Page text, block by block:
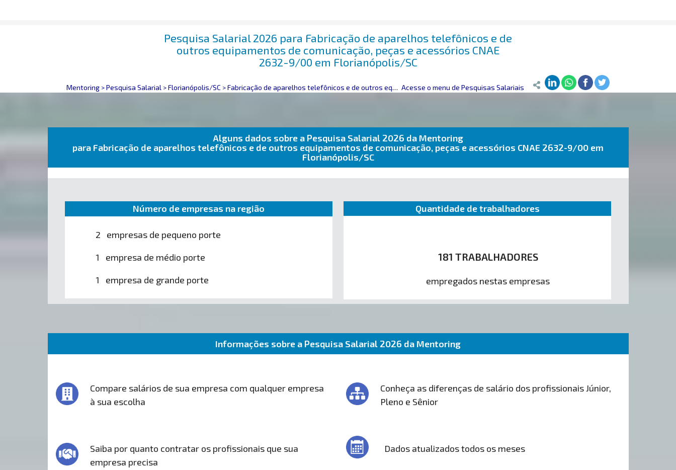
Pesquisa Salarial 2026 para Fabricação de aparelhos telefônicos e de
outros equipamentos de comunicação, peças e acessórios CNAE
2632-9/00 em Florianópolis/SC
Mentoring >Pesquisa Salarial >Florianópolis/SC >Fabricação de aparelhos telefônicos e de outros equipamentos de comunicação, peças e acessórios Acesse o menu de Pesquisas Salariais
Alguns dados sobre a Pesquisa Salarial 2026 da Mentoring
para Fabricação de aparelhos telefônicos e de outros equipamentos de comunicação, peças e acessórios CNAE 2632-9/00 em
Florianópolis/SC
Número de empresas na região
2 empresas de pequeno porte
1 empresa de médio porte
1 empresa de grande porte
Quantidade de trabalhadores
181 TRABALHADORES
empregados nestas empresas
Informações sobre a Pesquisa Salarial 2026 da Mentoring
Compare salários de sua empresa com qualquer empresa
à sua escolha
Saiba por quanto contratar os profissionais que sua
empresa precisa
Conheça as diferenças de salário dos profissionais Júnior,
Pleno e Sênior
Dados atualizados todos os meses